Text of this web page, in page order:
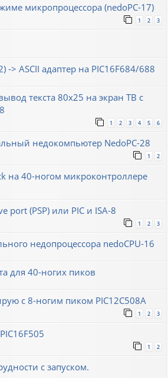
микропроцессора (nedoPC-17)
1 2 3
-> ASCII адаптер на PIC16F684/688
текста 80x25 на экран ТВ с
1 2 3 4 5 6
недокомпьютер NedoPC-28
1 2
на 40-ногом микроконтроллере
port (PSP) или PIC и ISA-8
1 2 3
недопроцессора nedoCPU-16
для 40-ногих пиков
с 8-ногим пиком PIC12C508A
1 2 3
1 2
с запуском.